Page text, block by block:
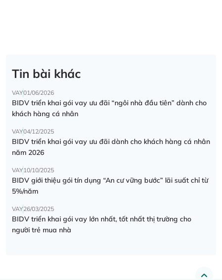
Tin bài khác
VAY01/06/2026
BIDV triển khai gói vay ưu đãi “ngôi nhà đầu tiên” dành cho
khách hàng cá nhân
VAY04/12/2025
BIDV triển khai gói vay ưu đãi dành cho khách hàng cá nhân
năm 2026
VAY10/10/2025
BIDV giới thiệu gói tín dụng “An cư vững bước” lãi suất chỉ từ
5%/năm
VAY26/03/2025
BIDV triển khai gói vay lớn nhất, tốt nhất thị trường cho
người trẻ mua nhà